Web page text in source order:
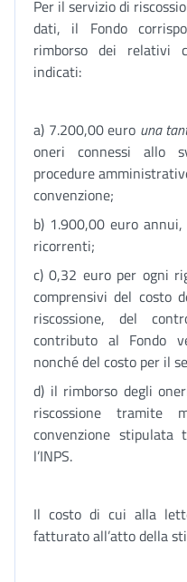
Per il servizio di
dati, il Fondo
rimborso dei relativi
indicati:
a) 7.200,00 euro una
oneri connessi allo
procedure
convenzione;
b) 1.900,00 euro
ricorrenti;
c) 0,32 euro per ogni
comprensivi del costo
riscossione, del
contributo al Fondo
nonché del costo per il
d) il rimborso degli
riscossione tramite
convenzione stipulata
l’INPS.
Il costo di cui alla
fatturato all’atto della